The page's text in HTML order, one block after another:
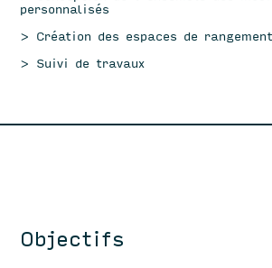
personnalisés
> Création des espaces de
> Suivi de travaux
Objectifs